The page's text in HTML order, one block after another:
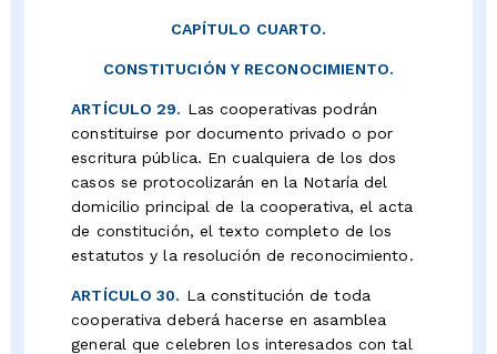
CAPÍTULO CUARTO.
CONSTITUCIÓN Y RECONOCIMIENTO.
ARTÍCULO 29. Las cooperativas podrán
constituirse por documento privado o por
escritura pública. En cualquiera de los dos
casos se protocolizarán en la Notaría del
domicilio principal de la cooperativa, el acta
de constitución, el texto completo de los
estatutos y la resolución de reconocimiento.
ARTÍCULO 30. La constitución de toda
cooperativa deberá hacerse en asamblea
general que celebren los interesados con tal